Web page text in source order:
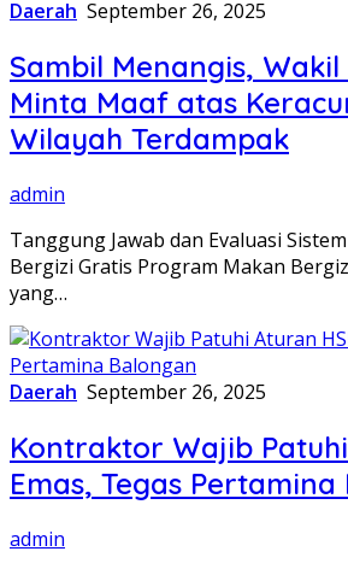
Daerah September 26, 2025
Sambil Menangis, Wakil
Minta Maaf atas
Wilayah Terdampak
admin
Tanggung Jawab dan Evaluasi
Bergizi Gratis Program Makan
yang…
Daerah September 26, 2025
Kontraktor Wajib
Emas, Tegas
admin